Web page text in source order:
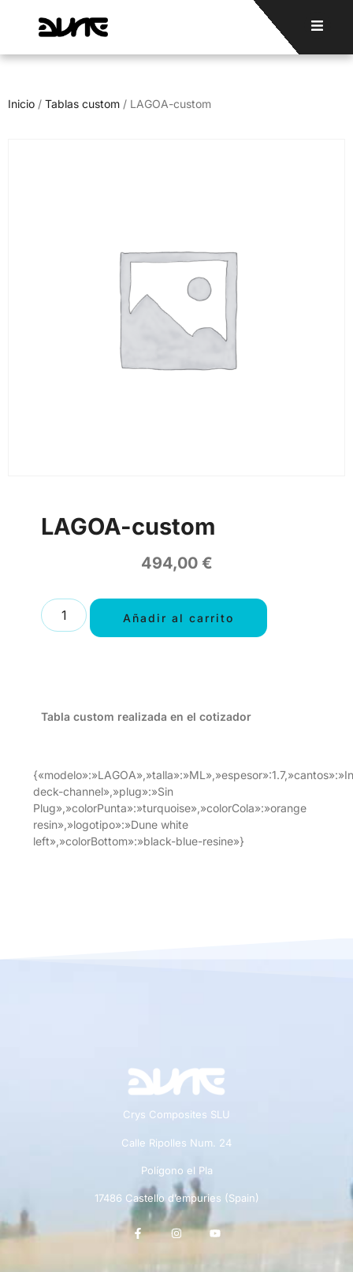
Inicio / Tablas custom / LAGOA-custom
LAGOA-custom
494,00 €
Añadir al carrito
Tabla custom realizada en el cotizador
deck-channel»,»plug»:»Sin
Plug»,»colorPunta»:»turquoise»,»colorCola»:»orange
resin»,»logotipo»:»Dune white
left»,»colorBottom»:»black-blue-resine»}
Crys Composites SLU
Calle Ripolles Num. 24
Polígono el Pla
17486 Castello d’empuries (Spain)